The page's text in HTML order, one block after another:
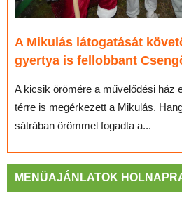
A Mikulás látogatását
gyertya is fellobbant
A kicsik örömére a művelődési ház
térre is megérkezett a Mikulás.
sátrában örömmel fogadta a...
MENÜAJÁNLATOK